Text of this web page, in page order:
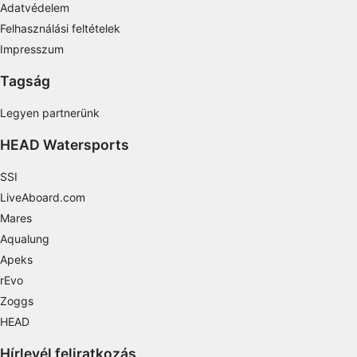
Adatvédelem
Felhasználási feltételek
Impresszum
Tagság
Legyen partnerünk
HEAD Watersports
SSI
LiveAboard.com
Mares
Aqualung
Apeks
rEvo
Zoggs
HEAD
Hírlevél feliratkozás
Develop and improve services
Use precise geolocation data
actively requested
Necessary
Performance
Functional